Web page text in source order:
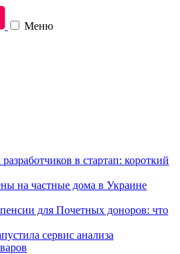
Меню
в стартап: короткий
на частные дома в Украине
для Почетных доноров: что
сервис анализа